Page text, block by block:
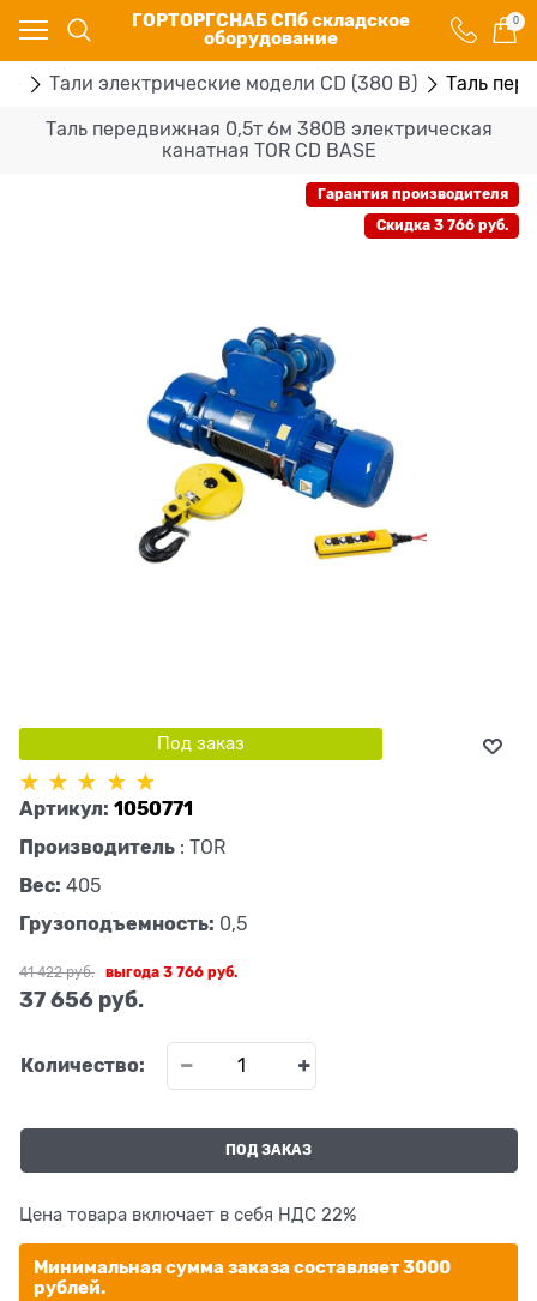
ГОРТОРГСНАБ СПб складское
оборудование
0
Тали электрические модели CD (380 В) Таль
Таль передвижная 0,5т 6м 380В электрическая
канатная TOR CD BASE
Гарантия производителя
Скидка 3 766 руб.
Под заказ
Артикул: 1050771
Производитель : TOR
Вес: 405
Грузоподъемность: 0,5
41 422 руб.
37 656 руб.
выгода3 766 руб.
Количество:
ПОД ЗАКАЗ
Цена товара включает в себя НДС 22%
Минимальная сумма заказа составляет 3000
рублей.